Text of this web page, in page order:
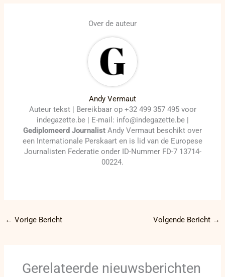
Over de auteur
Andy Vermaut
Auteur tekst | Bereikbaar op +32 499 357 495 voor
indegazette.be | E-mail: info@indegazette.be |
Gediplomeerd Journalist Andy Vermaut beschikt over
een Internationale Perskaart en is lid van de Europese
Journalisten Federatie onder ID-Nummer FD-7 13714-
00224.
← Vorige Bericht Volgende Bericht →
Gerelateerde nieuwsberichten